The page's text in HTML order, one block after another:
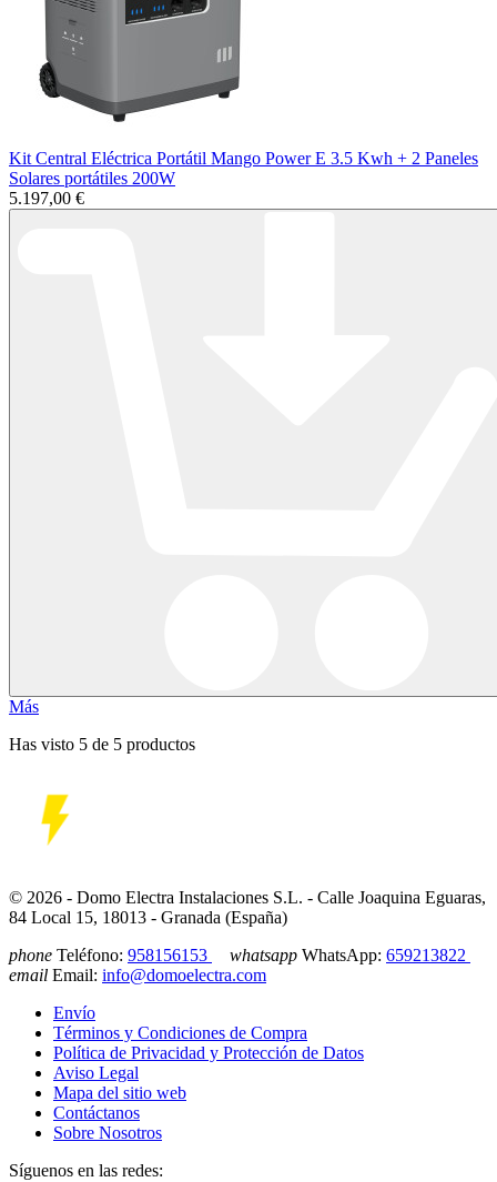
Kit Central Eléctrica Portátil Mango Power E 3.5 Kwh + 2 Paneles
Solares portátiles 200W
5.197,00 €
Más
Has visto 5 de 5 productos
© 2026 - Domo Electra Instalaciones S.L. - Calle Joaquina Eguaras,
84 Local 15, 18013 - Granada (España)
phone Teléfono: 958156153 whatsapp WhatsApp: 659213822
email Email: info@domoelectra.com
Envío
Términos y Condiciones de Compra
Política de Privacidad y Protección de Datos
Aviso Legal
Mapa del sitio web
Contáctanos
Sobre Nosotros
Síguenos en las redes: